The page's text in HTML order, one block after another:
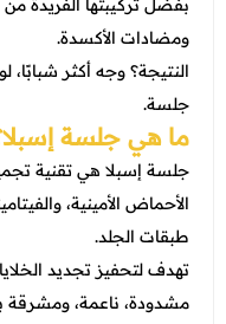
عروض العناية
عروض الرجال
عروض جراحات
عروض قسم
عروض المختبر
عروض الاشعة
عروض الباطنة
عروض العظام
عروض الانف والاذن
بفضل تركيبتها الفريدة من
ومضادات الأكسدة.
النتيجة؟ وجه أكثر
جلسة.
ما هي جلسة
جلسة إسبلا هي تقنية
الأحماض الأمينية،
طبقات الجلد.
تهدف لتحفيز تجديد
مشدودة، ناعمة،